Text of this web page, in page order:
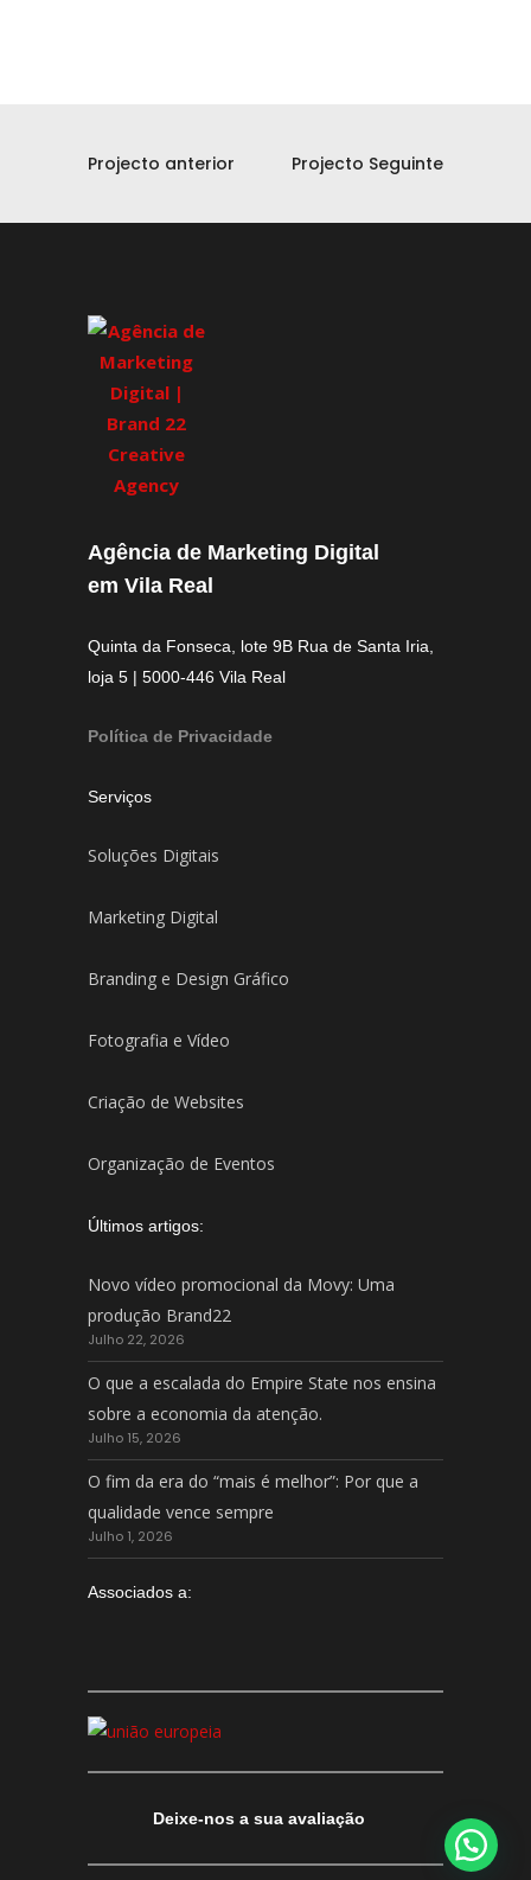
Projecto anterior Projecto Seguinte
Agência de Marketing Digital
em Vila Real
Quinta da Fonseca, lote 9B Rua de Santa Iria,
loja 5 | 5000-446 Vila Real
Política de Privacidade
Serviços
Soluções Digitais
Marketing Digital
Branding e Design Gráfico
Fotografia e Vídeo
Criação de Websites
Organização de Eventos
Últimos artigos:
Novo vídeo promocional da Movy: Uma
produção Brand22
Julho 22, 2026
O que a escalada do Empire State nos ensina
sobre a economia da atenção.
Julho 15, 2026
O fim da era do “mais é melhor”: Por que a
qualidade vence sempre
Julho 1, 2026
Associados a:
Deixe-nos a sua avaliação